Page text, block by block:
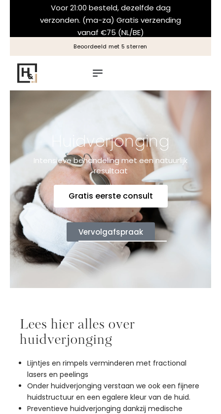
Voor 21:00 besteld, dezelfde dag
verzonden. (ma-za) Gratis verzending
vanaf €75 (NL/BE)
Beoordeeld met 5 sterren
Huidverjonging
Intensieve behandeling met een natuurlijk
resultaat
Gratis eerste consult
Vervolgafspraak
Lees hier alles over
huidverjonging
Lijntjes en rimpels verminderen met fractional
lasers en peelings
Onder huidverjonging verstaan we ook een fijnere
huidstructuur en een egalere kleur van de huid.
Preventieve huidverjonging dankzij medische